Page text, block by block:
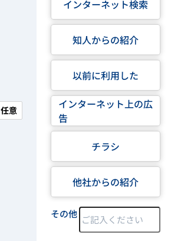
任意
インターネット検索
知人からの紹介
以前に利用した
インターネット上の広
告
チラシ
他社からの紹介
その他